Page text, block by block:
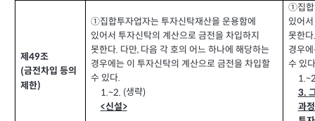
제49조
(금전차입 등의
제한)
①집합투자업자는 투자신탁재산을 운용함에
있어서 투자신탁의 계산으로 금전을 차입하지
못한다. 다만, 다음 각 호의 어느 하나에 해당하는
경우에는 이 투자신탁의 계산으로 금전을 차입할
수 있다.
1.~2. (생략)
<신설>
①집합
있어
못한다
경우
수 있
3.
과